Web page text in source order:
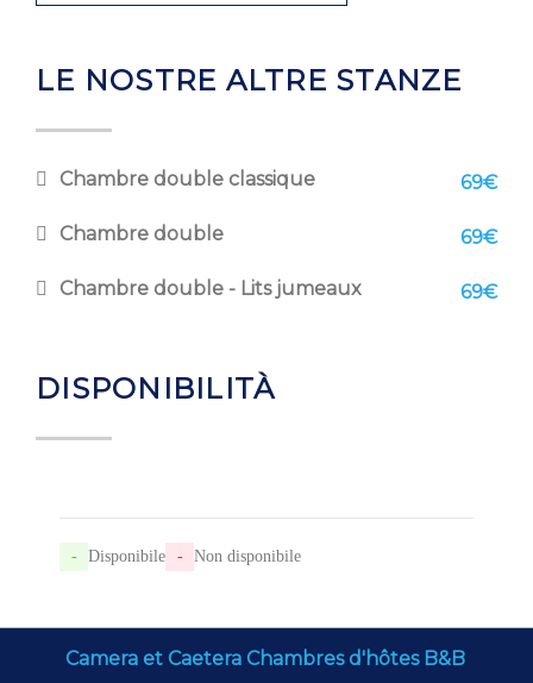
LE NOSTRE ALTRE STANZE
Chambre double classique 69€
Chambre double 69€
Chambre double - Lits jumeaux 69€
DISPONIBILITÀ
- Disponibile - Non disponibile
Camera et Caetera Chambres d'hôtes B&B